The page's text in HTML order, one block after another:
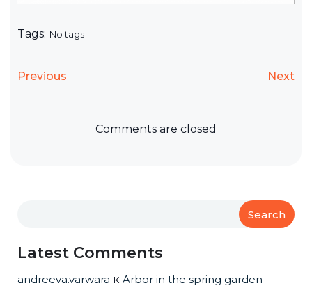
Tags: No tags
Previous Next
Comments are closed
Search
Latest Comments
andreeva.varwara к Arbor in the spring garden